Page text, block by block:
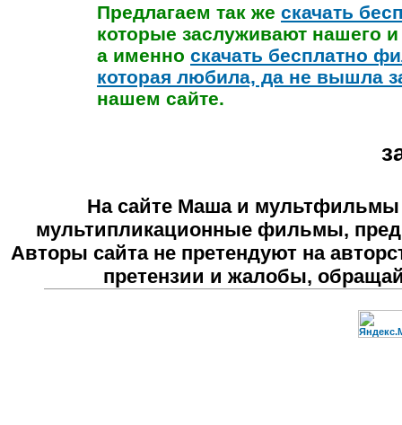
Предлагаем так же скачать
которые заслуживают нашего
а именно скачать бесплатно
которая любила, да не вышла
нашем сайте.
На сайте Маша и мультфильмы
мультипликационные фильмы,
Авторы сайта не претендуют на
претензии и жалобы,